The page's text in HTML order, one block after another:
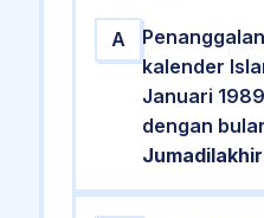
A
kalender
Januari
dengan
Jumadilakhir